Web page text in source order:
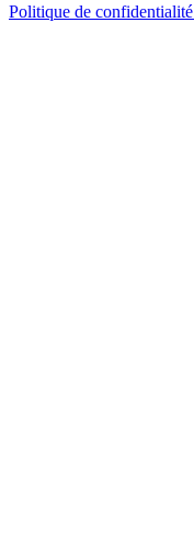
Politique de confidentialité